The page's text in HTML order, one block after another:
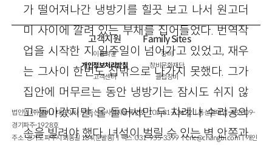
가 떨어져나간 냉방기를 힐끗 보고 나서 원고더
미 사이에 깔려 있는 부채를 집어들었다. 번역작
업을 시작한 지 일주일이 넘어가고 있었고, 재우
는 그사이 한번도 집밖으로 나가지 못했다. 그가
집안에 머무르는 동안 냉방기는 잠시도 쉬지 않
고 돌아갔지만, 올 들어서만 두 차례나 수리공의
손을 빌려야 했다. 녀석이 벌릴 수 있는 벽 안쪽과
고객지원
이용약관
개인정보처리방침
고객센터
Family Sites
창비
창비문화재단
클럽창비
법인명 : ㈜창비ㅣ대표이사 : 염종선ㅣ사업자등록번호 : 105-81-63672ㅣ통신판매업 : 제 2009-
경기파주-1928호
주소 : 경기도 파주시 회동길 184(문발동)ㅣ팩스 : 031-955-3399 ㅣcnc@changbi.comㅣ개인